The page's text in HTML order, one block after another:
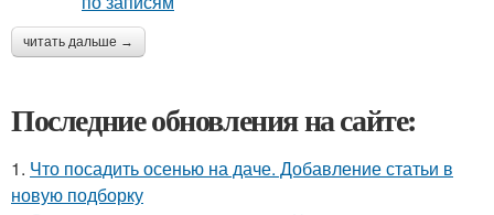
читать дальше →
Последние обновления на сайте:
1. Что посадить осенью на даче. Добавление статьи в
новую подборку